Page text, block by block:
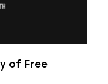
of Free